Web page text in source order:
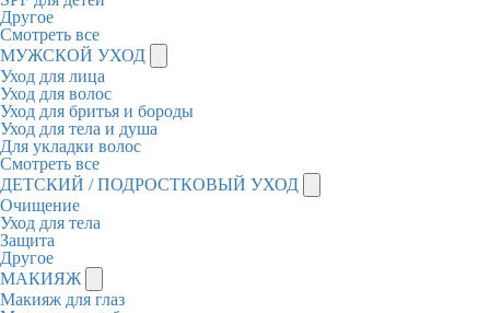
Другое
Смотреть все
МУЖСКОЙ УХОД
Уход для лица
Уход для волос
Уход для бритья и бороды
Уход для тела и душа
Для укладки волос
Смотреть все
ДЕТСКИЙ / ПОДРОСТКОВЫЙ УХОД
Очищение
Уход для тела
Защита
Другое
МАКИЯЖ
Макияж для глаз